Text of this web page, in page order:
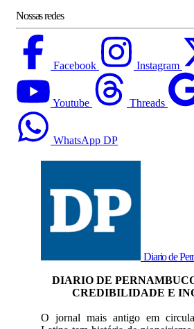
Nossas redes
Facebook Instagram
Youtube Threads
WhatsApp DP
Diario de
DIARIO DE
CREDIBILIDADE E
O jornal mais antigo em